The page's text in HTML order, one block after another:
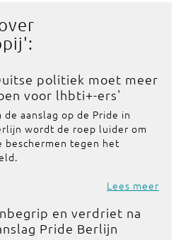
':
politiek moet meer
voor lhbti+-ers'
de aanslag op de Pride in
wordt de roep luider om
tegen het
Lees meer
en verdriet na
Pride Berlijn